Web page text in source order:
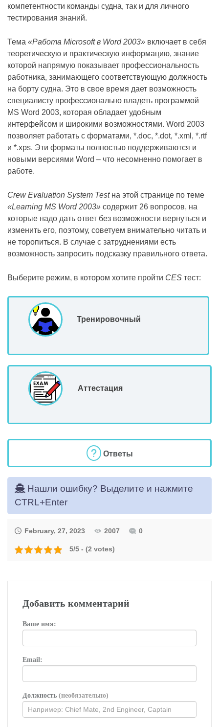
компетентности команды судна, так и для личного
тестирования знаний.
Тема «Работа Microsoft в Word 2003» включает в себя
теоретическую и практическую информацию, знание
которой напрямую показывает профессиональность
работника, занимающего соответствующую должность
на борту судна. Это в свое время дает возможность
специалисту профессионально владеть программой
MS Word 2003, которая обладает удобным
интерфейсом и широкими возможностями. Word 2003
позволяет работать с форматами, *.doc, *.dot, *.xml, *.rtf
и *.xps. Эти форматы полностью поддерживаются и
новыми версиями Word – что несомненно помогает в
работе.
Crew Evaluation System Testна этой странице по теме
«Learning MS Word 2003» содержит 26 вопросов, на
которые надо дать ответ без возможности вернуться и
изменить его, поэтому, советуем внимательно читать и
не торопиться. В случае с затруднениями есть
возможность запросить подсказку правильного ответа.
Выберите режим, в котором хотите пройти CES тест:
Тренировочный
Аттестация
Ответы
Нашли ошибку? Выделите и нажмите
CTRL+Enter
February, 27, 2023 2007 0
5/5 - (2 votes)
Добавить комментарий
Ваше имя:
Email:
Должность (необязательно)